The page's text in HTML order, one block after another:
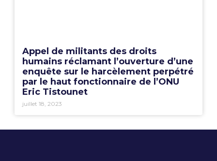
Appel de militants des droits
humains réclamant l’ouverture d’une
enquête sur le harcèlement perpétré
par le haut fonctionnaire de l’ONU
Eric Tistounet
juillet 18, 2023